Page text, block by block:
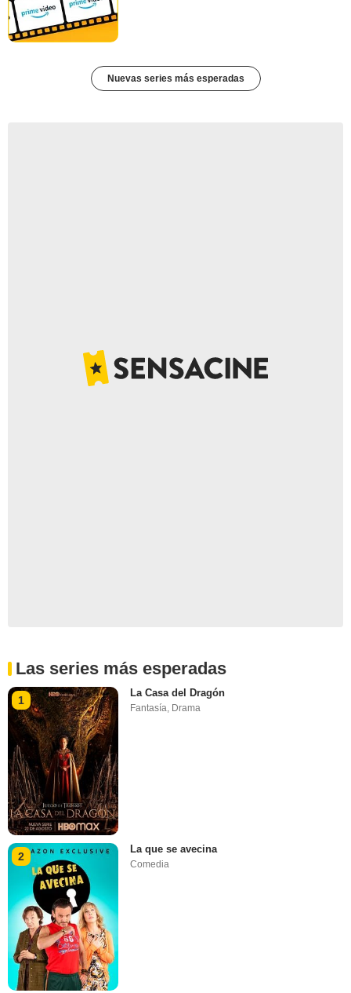
Nuevas series más esperadas
Las series más esperadas
1
La Casa del Dragón
Fantasía, Drama
2
La que se avecina
Comedia